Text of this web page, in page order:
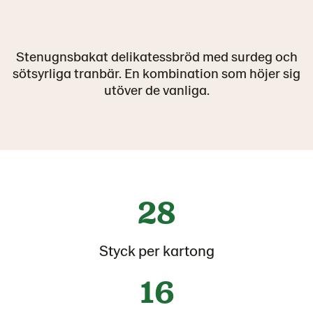
Stenugnsbakat delikatessbröd med surdeg och
sötsyrliga tranbär. En kombination som höjer sig
utöver de vanliga.
28
Styck per kartong
16